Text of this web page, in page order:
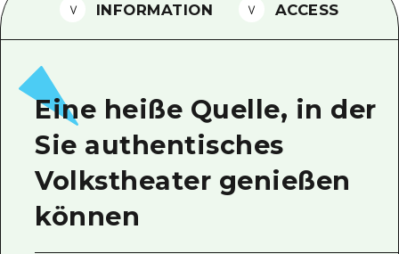
FAQs
Foto-Download
Transportinformationen bei
INFORMATION ACCESS
Eine heiße Quelle, in der
Sie authentisches
Volkstheater genießen
können